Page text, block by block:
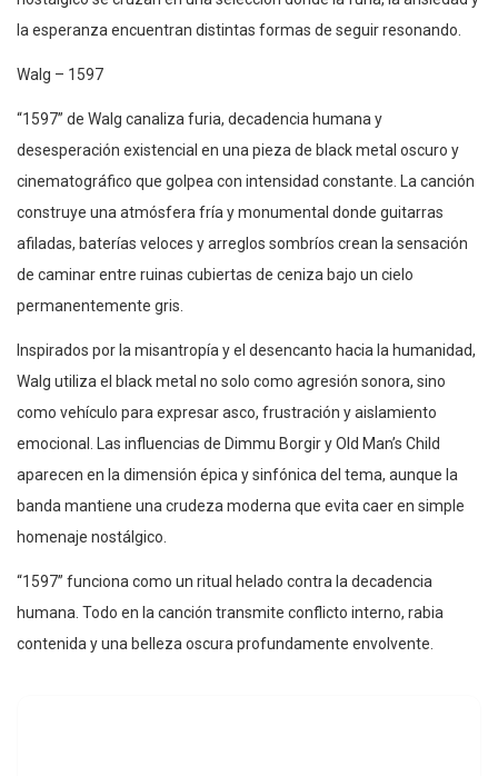
la esperanza encuentran distintas formas de seguir resonando.
Walg – 1597
“1597” de Walg canaliza furia, decadencia humana y
desesperación existencial en una pieza de black metal oscuro y
cinematográfico que golpea con intensidad constante. La canción
construye una atmósfera fría y monumental donde guitarras
afiladas, baterías veloces y arreglos sombríos crean la sensación
de caminar entre ruinas cubiertas de ceniza bajo un cielo
permanentemente gris.
Inspirados por la misantropía y el desencanto hacia la humanidad,
Walg utiliza el black metal no solo como agresión sonora, sino
como vehículo para expresar asco, frustración y aislamiento
emocional. Las influencias de Dimmu Borgir y Old Man’s Child
aparecen en la dimensión épica y sinfónica del tema, aunque la
banda mantiene una crudeza moderna que evita caer en simple
homenaje nostálgico.
“1597” funciona como un ritual helado contra la decadencia
humana. Todo en la canción transmite conflicto interno, rabia
contenida y una belleza oscura profundamente envolvente.